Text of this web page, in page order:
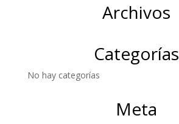
Archivos
Categorías
No hay categorías
Meta